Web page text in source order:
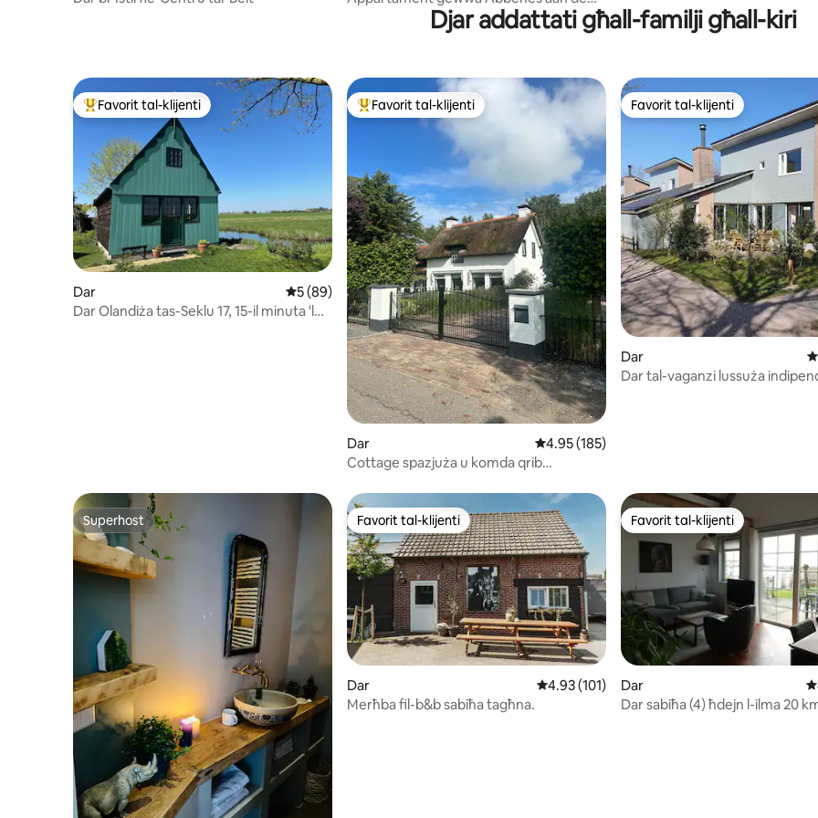
Djar addattati għall-familji għall-kiri
Wieħed mill-aqwa favoriti tal-klijenti
Favorit tal-klijenti
Dar Rating medju ta' 5 minn 5, skont dan-numru ta' reviews: 89
5 (89)
Dar Olandiża tas-Seklu 17, 15-il minuta 'l
Wieħed mill-aqwa favoriti tal-klijenti
Favorit tal-klijenti
Dar Rating medju ta' 4.95 minn 5, skont dan-
4.95 (185)
Cottage spazjuża u komda qrib
Favorit tal-klijenti
Favorit tal-klijenti
Dar
Dar tal-vaganzi lussuża
Superhost
Superhost Favorit tal-klijenti
Favorit tal-klijenti
Dar Rating medju ta' 4.93 minn 5, skont dan-
4.93 (101)
Merħba fil-b&b sabiħa tagħna.
Favorit tal-klijenti
Favorit tal-klijenti
Dar
Dar sabiħa (4) ħdejn l-ilma 20